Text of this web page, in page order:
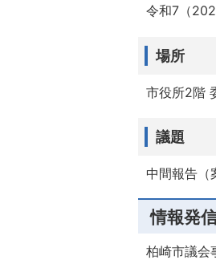
令和7（
場所
市役所2階
議題
中間報告（
情報発
柏崎市議会